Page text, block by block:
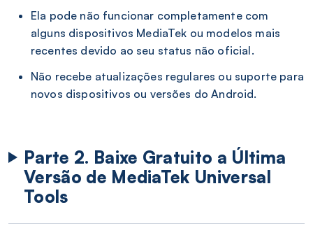
Ela pode não funcionar completamente com
alguns dispositivos MediaTek ou modelos mais
recentes devido ao seu status não oficial.
Não recebe atualizações regulares ou suporte para
novos dispositivos ou versões do Android.
Parte 2. Baixe Gratuito a Última
Versão de MediaTek Universal
Tools